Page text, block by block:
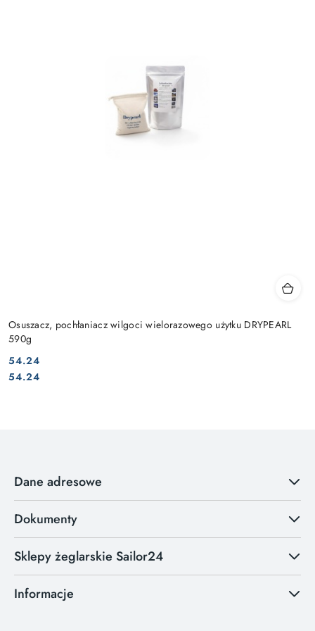
Osuszacz, pochłaniacz wilgoci wielorazowego użytku DRYPEARL
590g
Cena:
54.24
Cena:
54.24
Dane adresowe
Dokumenty
Sklepy żeglarskie Sailor24
Informacje